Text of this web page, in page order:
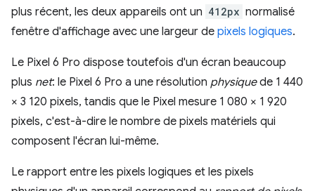
plus récent, les deux appareils ont un 412px normalisé
fenêtre d'affichage avec une largeur de pixels logiques.
Le Pixel 6 Pro dispose toutefois d'un écran beaucoup
plus net: le Pixel 6 Pro a une résolution physiquede 1 440
× 3 120 pixels, tandis que le Pixel mesure 1 080 × 1 920
pixels, c'est-à-dire le nombre de pixels matériels qui
composent l'écran lui-même.
Le rapport entre les pixels logiques et les pixels